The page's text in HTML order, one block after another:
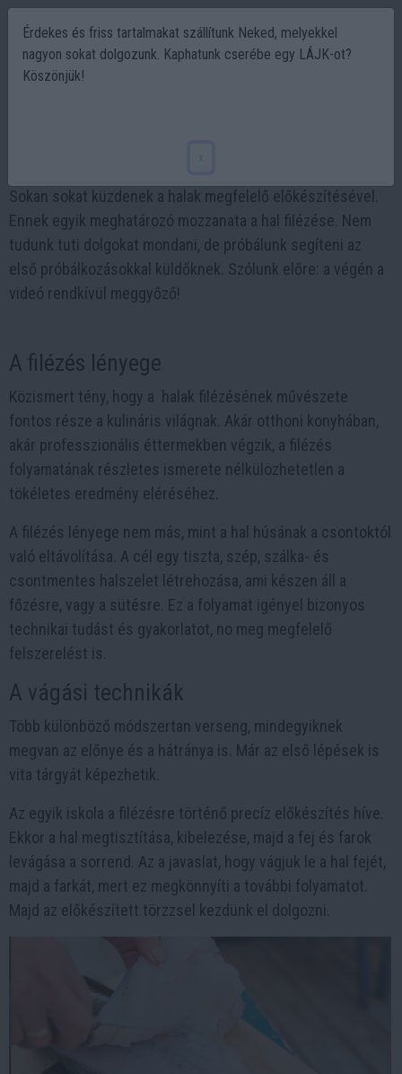
Sokan sokat küzdenek a halak megfelelő előkészítésével.
Ennek egyik meghatározó mozzanata a hal filézése. Nem
tudunk tuti dolgokat mondani, de próbálunk segíteni az
első próbálkozásokkal küldőknek. Szólunk előre: a végén a
videó rendkívül meggyőző!
A filézés lényege
Közismert tény, hogy a halak filézésének művészete
fontos része a kulináris világnak. Akár otthoni konyhában,
akár professzionális éttermekben végzik, a filézés
folyamatának részletes ismerete nélkülözhetetlen a
tökéletes eredmény eléréséhez.
A filézés lényege nem más, mint a hal húsának a csontoktól
való eltávolítása. A cél egy tiszta, szép, szálka- és
csontmentes halszelet létrehozása, ami készen áll a
főzésre, vagy a sütésre. Ez a folyamat igényel bizonyos
technikai tudást és gyakorlatot, no meg megfelelő
felszerelést is.
A vágási technikák
Több különböző módszertan verseng, mindegyiknek
megvan az előnye és a hátránya is. Már az első lépések is
vita tárgyát képezhetik.
Az egyik iskola a filézésre történő precíz előkészítés híve.
Ekkor a hal megtisztítása, kibelezése, majd a fej és farok
levágása a sorrend. Az a javaslat, hogy vágjuk le a hal fejét,
majd a farkát, mert ez megkönnyíti a további folyamatot.
Majd az előkészített törzzsel kezdünk el dolgozni.
Érdekes és friss tartalmakat szállítunk Neked, melyekkel
nagyon sokat dolgozunk. Kaphatunk cserébe egy LÁJK-ot?
Köszönjük!